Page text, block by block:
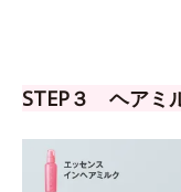
STEP３ ヘアミ